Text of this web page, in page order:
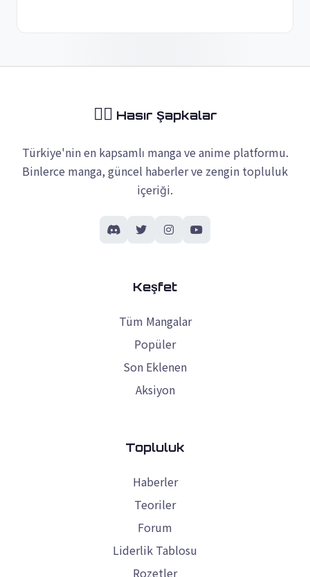
🏴‍☠️ Hasır Şapkalar
Türkiye'nin en kapsamlı manga ve anime platformu.
Binlerce manga, güncel haberler ve zengin topluluk
içeriği.
Keşfet
Tüm Mangalar
Popüler
Son Eklenen
Aksiyon
Topluluk
Haberler
Teoriler
Forum
Liderlik Tablosu
Rozetler